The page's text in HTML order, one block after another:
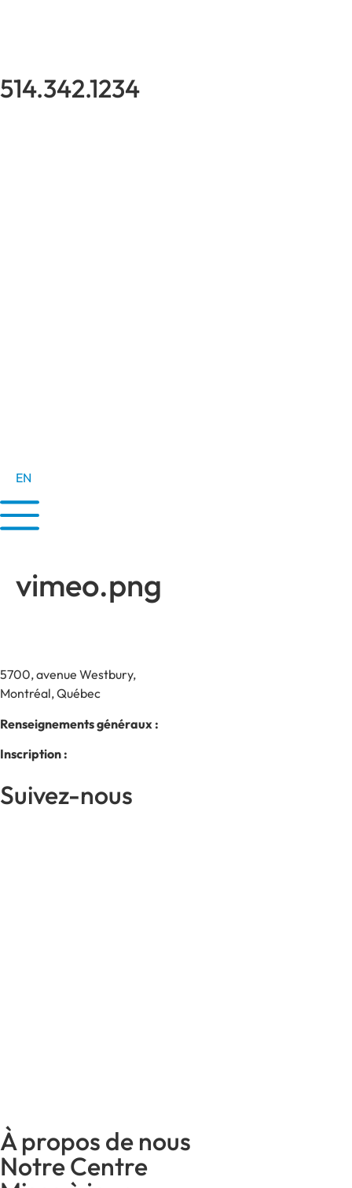
514.342.1234
EN
vimeo.png
5700, avenue Westbury,
Montréal, Québec
Renseignements généraux :
Inscription :
Suivez-nous
À propos de nous
Notre Centre